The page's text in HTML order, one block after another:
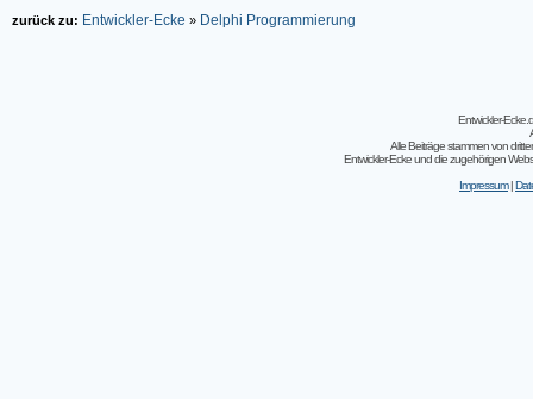
zurück zu: Entwickler-Ecke » Delphi Programmierung
Entwickler-
Alle Beiträge stammen von
Entwickler-Ecke und die zugehörigen
Impressum|